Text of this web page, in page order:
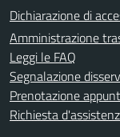
Dichiarazione di
Amministrazione
Leggi le FAQ
Segnalazione
Prenotazione
Richiesta